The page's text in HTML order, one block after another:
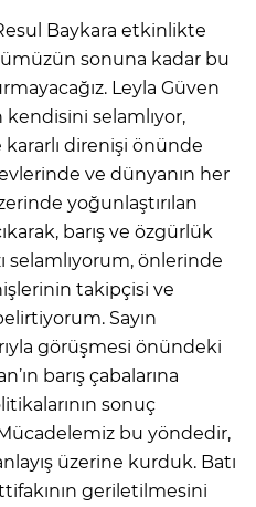
Baykara etkinlikte
sonuna kadar bu
Leyla Güven
kendisini selamlıyor,
kararlı direnişi önünde
ve dünyanın her
yoğunlaştırılan
barış ve özgürlük
selamlıyorum, önlerinde
takipçisi ve
Sayın
görüşmesi önündeki
barış çabalarına
sonuç
bu yöndedir,
üzerine kurduk. Batı
geriletilmesini